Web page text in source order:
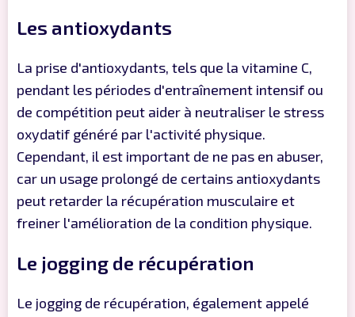
Les antioxydants
La prise d'antioxydants, tels que la vitamine C,
pendant les périodes d'entraînement intensif ou
de compétition peut aider à neutraliser le stress
oxydatif généré par l'activité physique.
Cependant, il est important de ne pas en abuser,
car un usage prolongé de certains antioxydants
peut retarder la récupération musculaire et
freiner l'amélioration de la condition physique.
Le jogging de récupération
Le jogging de récupération, également appelé